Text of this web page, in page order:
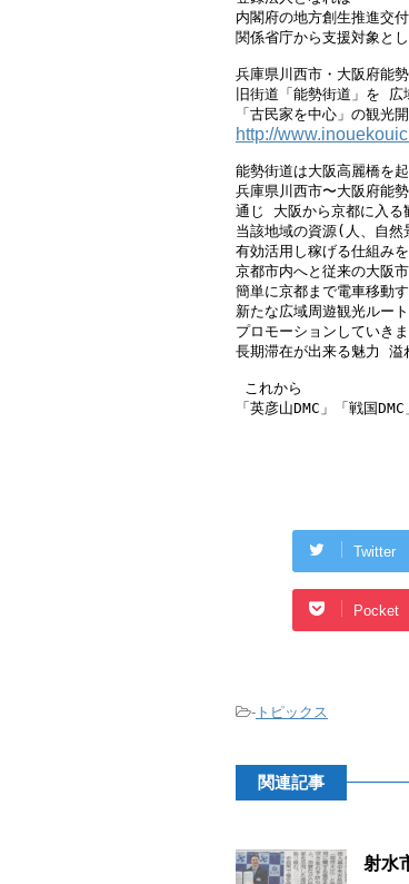
内閣府の地方創生推進交
関係省庁から支援対象と
兵庫県川西市・大阪府能
旧街道「能勢街道」を
http://
能勢街道は大阪高麗橋を
兵庫県川西市〜大阪府能
通じ 大阪から京都に入る
当該地域の資源(人、自
有効活用し稼げる仕組み
京都市内へと従来の大阪
簡単に京都まで電車移動
新たな広域周遊観光ルー
プロモーションしていきま
長期滞在が出来る魅力 溢
これから
Twitter
Pocket
- トピックス
関連記事
射水